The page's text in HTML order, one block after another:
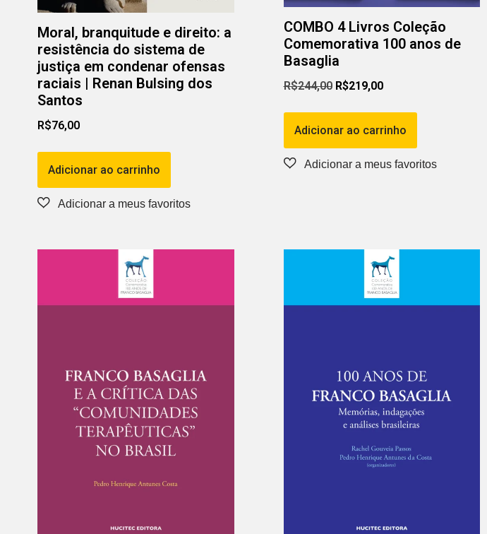
Moral, branquitude e direito: a
resistência do sistema de
justiça em condenar ofensas
raciais | Renan Bulsing dos
Santos
R$76,00
Adicionar ao carrinho
COMBO 4 Livros Coleção
Comemorativa 100 anos de
Basaglia
R$244,00 R$219,00
Adicionar ao carrinho